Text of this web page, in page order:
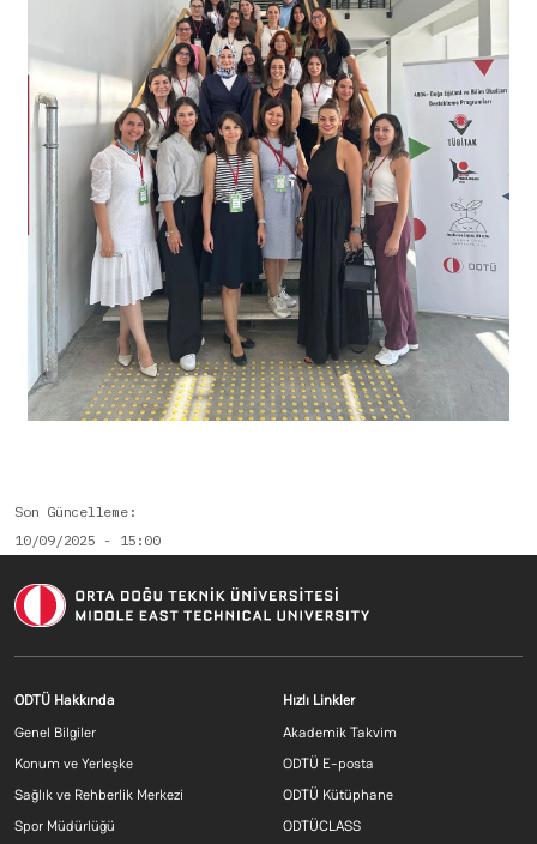
Son Güncelleme
10/09/2025 - 15:00
Footer menu 1 TR
ODTÜ Hakkında
Genel Bilgiler
Konum ve Yerleşke
Sağlık ve Rehberlik Merkezi
Spor Müdürlüğü
Footer menu 2
Hızlı Linkler
Akademik Takvim
ODTÜ E-posta
ODTÜ Kütüphane
ODTÜCLASS